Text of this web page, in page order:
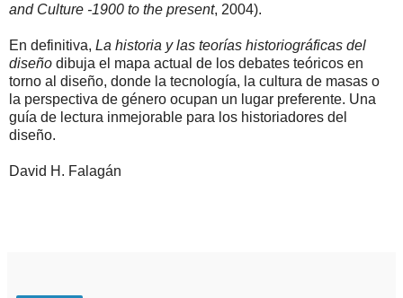
and Culture -1900 to the present, 2004).
En definitiva, La historia y las teorías historiográficas del
diseño dibuja el mapa actual de los debates teóricos en
torno al diseño, donde la tecnología, la cultura de masas o
la perspectiva de género ocupan un lugar preferente. Una
guía de lectura inmejorable para los historiadores del
diseño.
David H. Falagán